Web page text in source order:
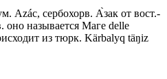
Azác, сербохорв. А̀зак от вост.-
называется Маге delle
из тюрк. Kärbalyq täŋiz